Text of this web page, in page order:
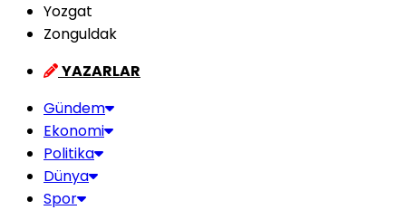
Yozgat
Zonguldak
YAZARLAR
Gündem
Ekonomi
Politika
Dünya
Spor